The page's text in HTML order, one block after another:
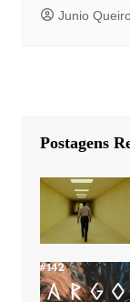
Junio
Postagens